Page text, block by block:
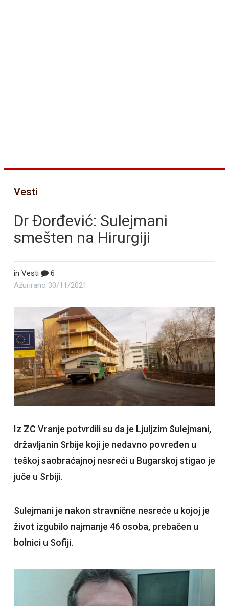
Vesti
Dr Đorđević: Sulejmani
smešten na Hirurgiji
in Vesti
6
Ažurirano 30/11/2021
Iz ZC Vranje potvrdili su da je Ljuljzim Sulejmani,
državljanin Srbije koji je nedavno povređen u
teškoj saobraćajnoj nesreći u Bugarskoj stigao je
juče u Srbiji.
Sulejmani je nakon stravnične nesreće u kojoj je
život izgubilo najmanje 46 osoba, prebačen u
bolnici u Sofiji.